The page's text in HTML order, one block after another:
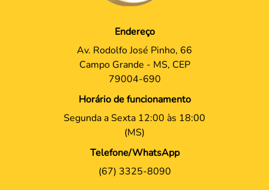
Endereço
Av. Rodolfo José Pinho, 66
Campo Grande - MS, CEP
79004-690
Horário de funcionamento
Segunda a Sexta 12:00 às 18:00
(MS)
Telefone/WhatsApp
(67) 3325-8090